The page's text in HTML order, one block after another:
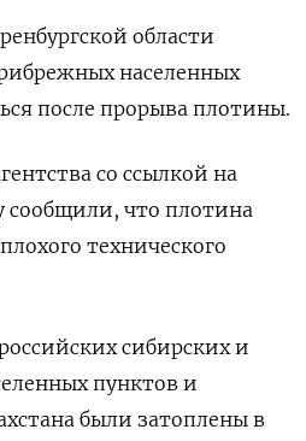
области
населенных
после прорыва плотины.
со ссылкой на
сообщили, что плотина
технического
сибирских и
пунктов и
были затоплены в